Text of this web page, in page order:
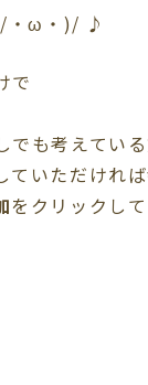
・ω・)/ ♪
で
でも考えてい
ていただけれ
を クリック し